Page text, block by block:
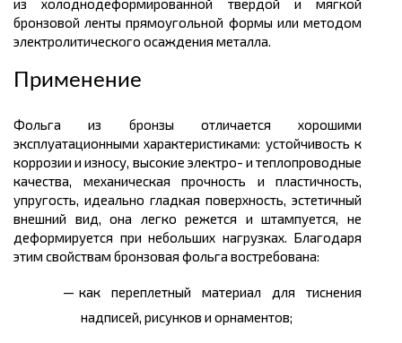
из холоднодеформированной твердой и мягкой
бронзовой ленты прямоугольной формы или методом
электролитического осаждения металла.
Применение
Фольга из бронзы отличается хорошими
эксплуатационными характеристиками: устойчивость к
коррозии и износу, высокие электро- и теплопроводные
качества, механическая прочность и пластичность,
упругость, идеально гладкая поверхность, эстетичный
внешний вид, она легко режется и штампуется, не
деформируется при небольших нагрузках. Благодаря
этим свойствам бронзовая фольга востребована:
как переплетный материал для тиснения
надписей, рисунков и орнаментов;